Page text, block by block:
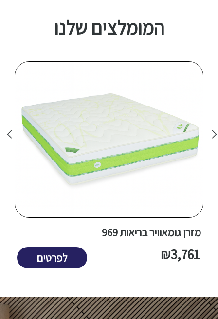
המומלצים שלנו
מזרן גומאוויר בריאות 969
3,761
₪ לפרטים